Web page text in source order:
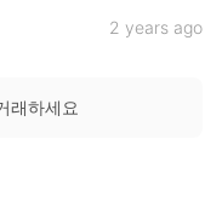
2 years ago
래하세요